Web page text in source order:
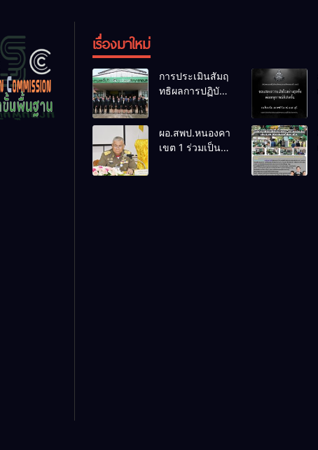
เรื่องมาใหม่
การประเมินสัมฤ
ทธิผลการปฏิบัติ
ตำแหน่ง รองผู้
อำนวยการสถาน
ผอ.สพป.หนองคาย
เขต 1 ร่วมเป็น